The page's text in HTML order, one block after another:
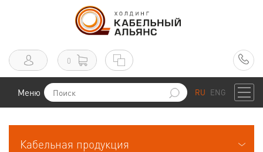
0
Меню RU ENG
Кабельная продукция